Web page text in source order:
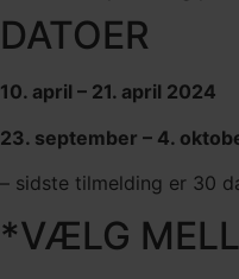
DATOER
10. april – 21. april 2024
23. september – 4.
– sidste tilmelding er 30
*VÆLG